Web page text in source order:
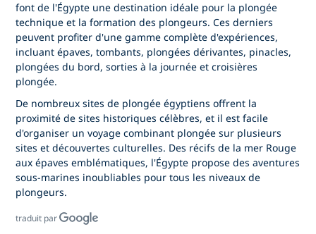
font de l'Égypte une destination idéale pour la plongée
technique et la formation des plongeurs. Ces derniers
peuvent profiter d'une gamme complète d'expériences,
incluant épaves, tombants, plongées dérivantes, pinacles,
plongées du bord, sorties à la journée et croisières
plongée.
De nombreux sites de plongée égyptiens offrent la
proximité de sites historiques célèbres, et il est facile
d'organiser un voyage combinant plongée sur plusieurs
sites et découvertes culturelles. Des récifs de la mer Rouge
aux épaves emblématiques, l'Égypte propose des aventures
sous-marines inoubliables pour tous les niveaux de
plongeurs.
traduit par